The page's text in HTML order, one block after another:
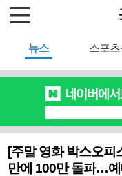
뉴스 스포츠
[주말 영화 박스오피
만에 100만 돌파…예